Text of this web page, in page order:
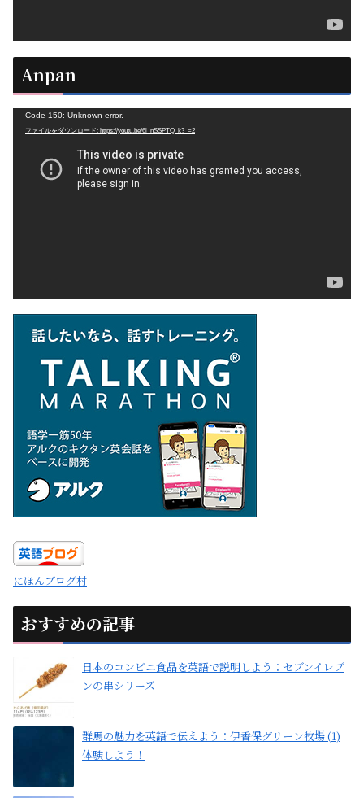
Anpan
Code 150: Unknown error.
ファイルをダウンロード: https://youtu.be/6l_nSSPTQ_k?_=2
にほんブログ村
おすすめの記事
日本のコンビニ食品を英語で説明しよう：セブンイレブ
ンの串シリーズ
群馬の魅力を英語で伝えよう：伊香保グリーン牧場 (1)
体験しよう！